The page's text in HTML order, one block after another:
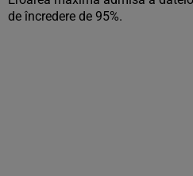
de încredere de 95%.